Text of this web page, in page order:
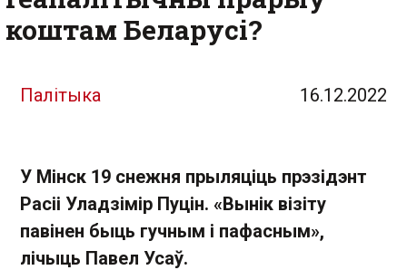
коштам Беларусі?
Палітыка 16.12.2022
У Мінск 19 снежня прыляціць прэзідэнт
Расіі Уладзімір Пуцін. «Вынік візіту
павінен быць гучным і пафасным»,
лічыць Павел Усаў.